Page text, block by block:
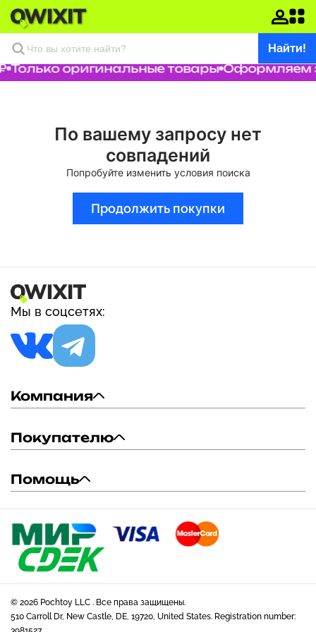
Найти!
Только оригинальные товары Оформляем
По вашему запросу нет
совпадений
Попробуйте изменить условия поиска
Продолжить покупки
Мы в соцсетях:
Компания
Покупателю
Помощь
© 2026 Pochtoy LLC . Все права защищены.
510 Carroll Dr, New Castle, DE, 19720, United States. Registration number: